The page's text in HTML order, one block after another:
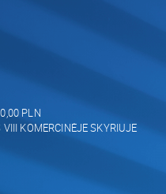
PLN
KOMERCINĖJE SKYRIUJE